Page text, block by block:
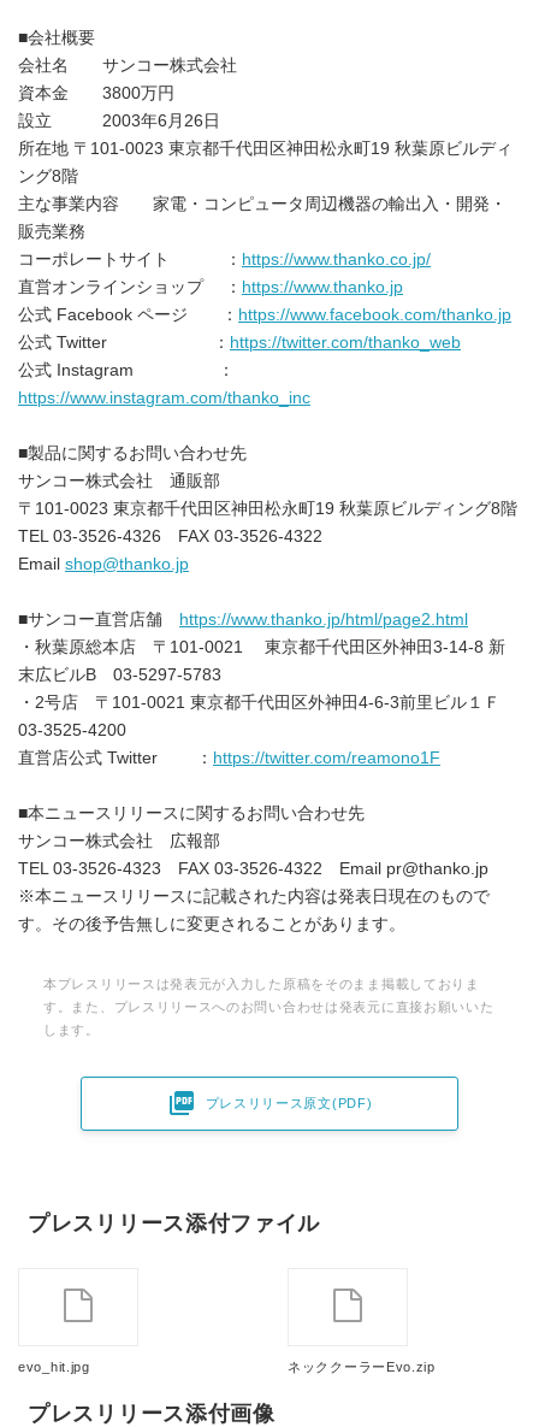
■会社概要
会社名 サンコー株式会社
資本金 3800万円
設立 2003年6月26日
所在地 〒101-0023 東京都千代田区神田松永町19 秋葉原ビルディ
ング8階
主な事業内容 家電・コンピュータ周辺機器の輸出入・開発・
販売業務
コーポレートサイト ： https://www.thanko.co.jp/
直営オンラインショップ ： https://www.thanko.jp
公式 Facebook ページ ： https://www.facebook.com/thanko.jp
公式 Twitter ： https://twitter.com/thanko_web
公式 Instagram ：
https://www.instagram.com/thanko_inc
■製品に関するお問い合わせ先
サンコー株式会社 通販部
〒101-0023 東京都千代田区神田松永町19 秋葉原ビルディング8階
TEL 03-3526-4326 FAX 03-3526-4322
Email shop@thanko.jp
■サンコー直営店舗
https://www.thanko.jp/html/page2.html
・秋葉原総本店 〒101-0021 東京都千代田区外神田3-14-8 新
末広ビルB 03-5297-5783
・2号店 〒101-0021 東京都千代田区外神田4-6-3前里ビル１Ｆ
03-3525-4200
直営店公式 Twitter ： https://twitter.com/reamono1F
■本ニュースリリースに関するお問い合わせ先
サンコー株式会社 広報部
TEL 03-3526-4323 FAX 03-3526-4322 Email pr@thanko.jp
※本ニュースリリースに記載された内容は発表日現在のもので
す。その後予告無しに変更されることがあります。
本プレスリリースは発表元が入力した原稿をそのまま掲載しておりま
す。また、プレスリリースへのお問い合わせは発表元に直接お願いいた
します。
 プレスリリース原文(PDF)
プレスリリース添付ファイル
evo_hit.jpg ネッククーラーEvo.zip
プレスリリース添付画像